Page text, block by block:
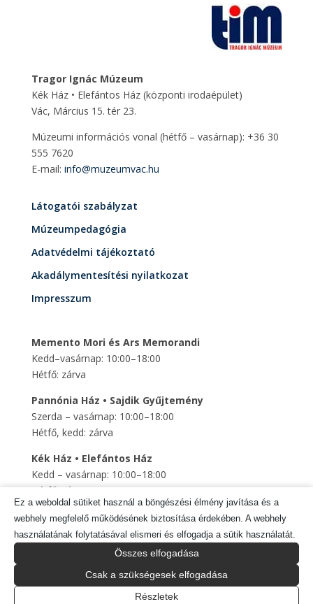
Tragor Ignác Múzeum
Kék Ház • Elefántos Ház (központi irodaépület)
Vác, Március 15. tér 23.
Múzeumi információs vonal (hétfő – vasárnap): +36 30
555 7620
E-mail: info@muzeumvac.hu
Látogatói szabályzat
Múzeumpedagógia
Adatvédelmi tájékoztató
Akadálymentesítési nyilatkozat
Impresszum
Memento Mori és Ars Memorandi
Kedd–vasárnap: 10:00–18:00
Hétfő: zárva
Pannónia Ház • Sajdik Gyűjtemény
Szerda – vasárnap: 10:00–18:00
Hétfő, kedd: zárva
Kék Ház • Elefántos Ház
Kedd – vasárnap: 10:00–18:00
Hétfő: zárva
Szent Mihály Altemplom
Kedd – vasárnap: 10:00–18:00
Tragor Ignác Múzeum © 2025 Minden jog fenntartva.
Ez a weboldal sütiket használ a böngészési élmény javítása és a
webhely megfelelő működésének biztosítása érdekében. A webhely
használatának folytatásával elismeri és elfogadja a sütik használatát.
Összes elfogadása
Csak a szükségesek elfogadása
Részletek